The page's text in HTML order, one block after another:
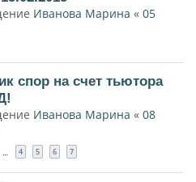
Иванова Марина « 05
спор на счет тьютора
Иванова Марина « 08
… 4 5 6 7